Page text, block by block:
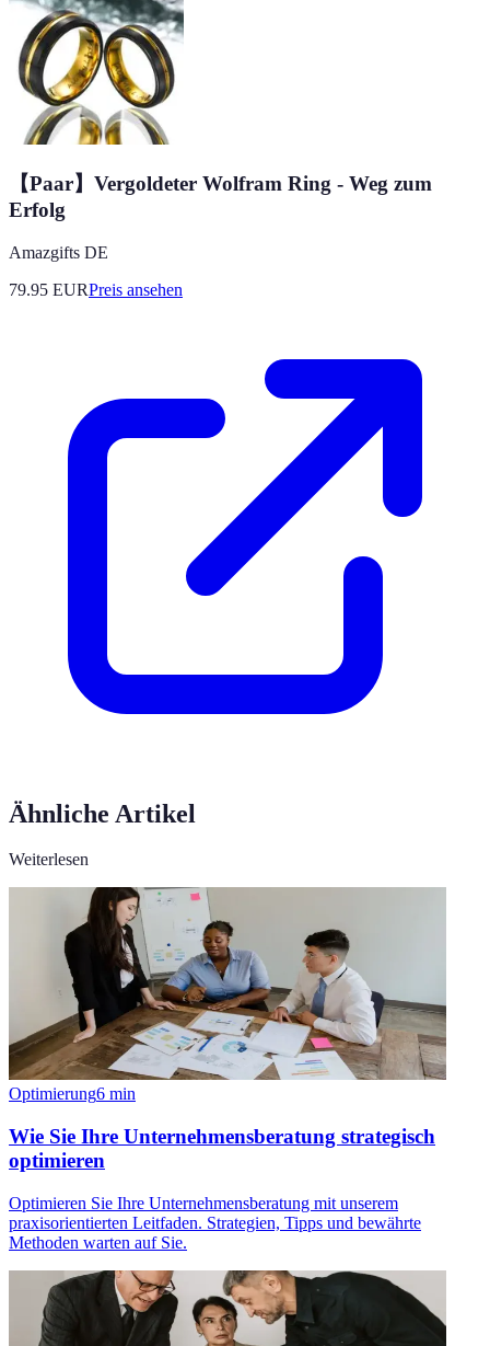
【Paar】Vergoldeter Wolfram Ring - Weg zum
Erfolg
Amazgifts DE
79.95 EURPreis ansehen
Ähnliche Artikel
Weiterlesen
Optimierung6 min
Wie Sie Ihre Unternehmensberatung strategisch
optimieren
Optimieren Sie Ihre Unternehmensberatung mit unserem
praxisorientierten Leitfaden. Strategien, Tipps und bewährte
Methoden warten auf Sie.